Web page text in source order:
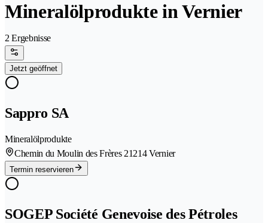
Mineralölprodukte in Vernier
2 Ergebnisse
Jetzt geöffnet
Sappro SA
Mineralölprodukte
Chemin du Moulin des Frères 21214 Vernier
Termin reservieren
SOGEP Société Genevoise des Pétroles